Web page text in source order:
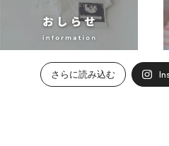
さらに読み込む